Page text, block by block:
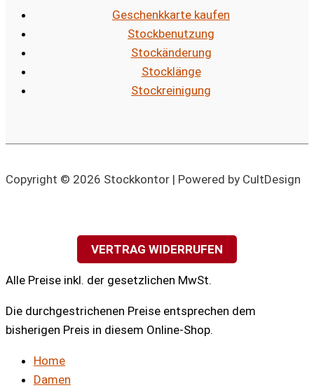
Geschenkkarte kaufen
Stockbenutzung
Stockänderung
Stocklänge
Stockreinigung
Copyright © 2026 Stockkontor | Powered by CultDesign
VERTRAG WIDERRUFEN
Alle Preise inkl. der gesetzlichen MwSt.
Die durchgestrichenen Preise entsprechen dem
bisherigen Preis in diesem Online-Shop.
Home
Damen